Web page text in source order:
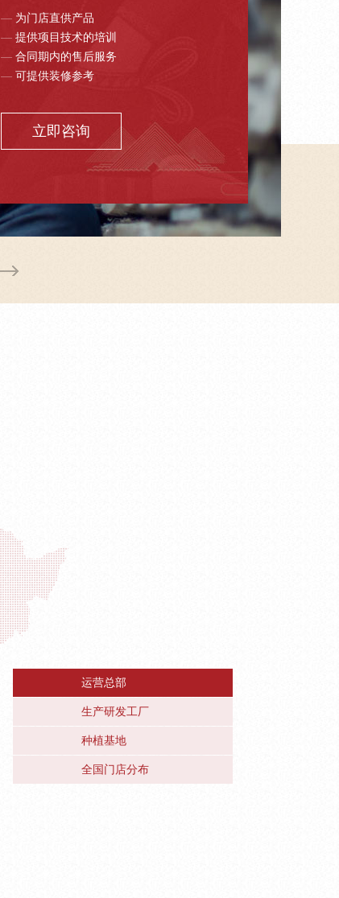
—为门店直供产品
—提供项目技术的培训
—合同期内的售后服务
—可提供装修参考
立即咨询
运营总部
生产研发工厂
种植基地
全国门店分布